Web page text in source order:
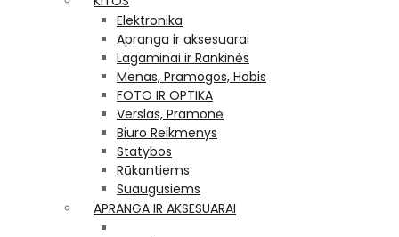
Elektronika
Apranga ir aksesuarai
Lagaminai ir Rankinės
Menas, Pramogos, Hobis
FOTO IR OPTIKA
Verslas, Pramonė
Biuro Reikmenys
Statybos
Rūkantiems
Suaugusiems
APRANGA IR AKSESUARAI